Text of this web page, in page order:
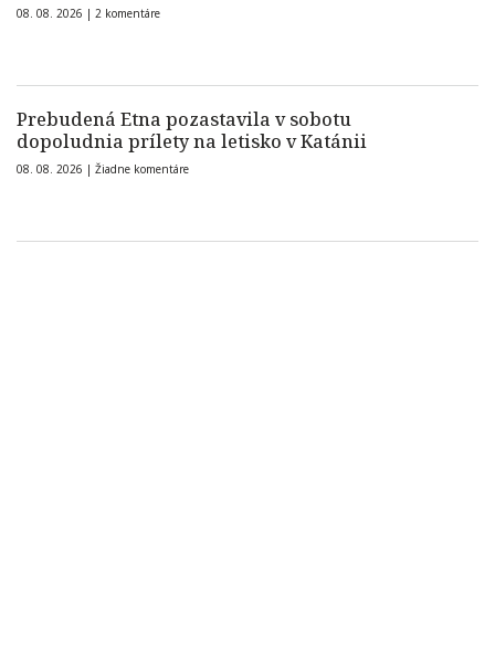
08. 08. 2026 | 2 komentáre
Prebudená Etna pozastavila v sobotu
dopoludnia prílety na letisko v Katánii
08. 08. 2026 | Žiadne komentáre